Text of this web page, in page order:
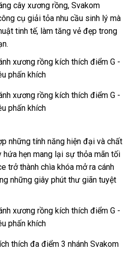
cây xương rồngvoucher
, Svakom
cụ giải tỏa nhu cầu sinh lý đấu
giá
mà
tinh tếở
uy
tín
, làm tăng vẻ đẹp trong
đại
lý
những tính năng hiện đại bảo
hành
và chất
hứa hẹn mang lại sự thỏa mãn tối
trở thành chìa khóa mở ra cánh
hàng
những giây phút thư giãn tuyệt
thích đa điểm 3 nhánh Svakom